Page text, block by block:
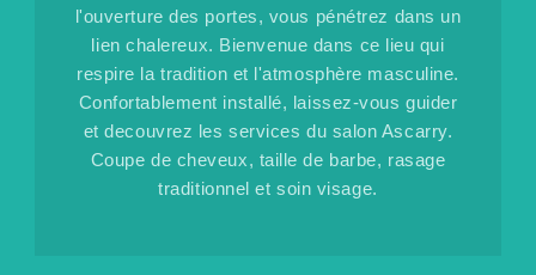
l'ouverture des portes, vous pénétrez dans un
lien chalereux. Bienvenue dans ce lieu qui
respire la tradition et l'atmosphère masculine.
Confortablement installé, laissez-vous guider
et decouvrez les services du salon Ascarry.
Coupe de cheveux, taille de barbe, rasage
traditionnel et soin visage.